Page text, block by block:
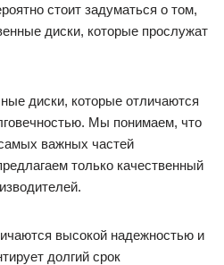
стоит задуматься о том,
диски, которые прослужат
диски, которые отличаются
Мы понимаем, что
важных частей
только качественный
высокой надежностью и
долгий срок